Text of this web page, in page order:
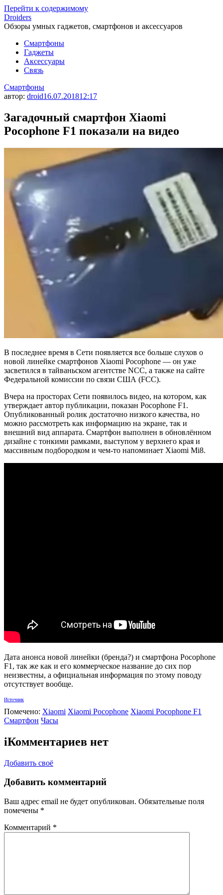
Перейти к содержимому
Droiders
Обзоры умных гаджетов, смартфонов и аксессуаров
Смартфоны
Гаджеты
Аксессуары
Связь
Смартфоны
автор: droid16.07.201812:17
Загадочный смартфон Xiaomi
Pocophone F1 показали на видео
В последнее время в Cети появляется все больше слухов о
новой линейке смартфонов Xiaomi Pocophone — он уже
засветился в тайваньском агентстве NCC, а также на сайте
Федеральной комиссии по связи США (FCC).
Вчера на просторах Сети появилось видео, на котором, как
утверждает автор публикации, показан Pocophone F1.
Опубликованный ролик достаточно низкого качества, но
можно рассмотреть как информацию на экране, так и
внешний вид аппарата. Смартфон выполнен в обновлённом
дизайне с тонкими рамками, выступом у верхнего края и
массивным подбородком и чем-то напоминает Xiaomi Mi8.
Дата анонса новой линейки (бренда?) и смартфона Pocophone
F1, так же как и его коммерческое название до сих пор
неизвестны, а официальная информация по этому поводу
отсутствует вообще.
Источник
Помечено: Xiaomi Xiaomi Pocophone Xiaomi Pocophone F1
Смартфон Часы
iКомментариев нет
Добавить своё
Добавить комментарий
Ваш адрес email не будет опубликован. Обязательные поля
помечены *
Комментарий *